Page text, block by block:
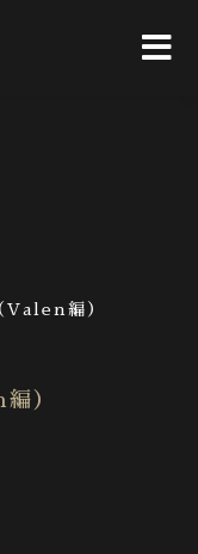
Valen編）
）